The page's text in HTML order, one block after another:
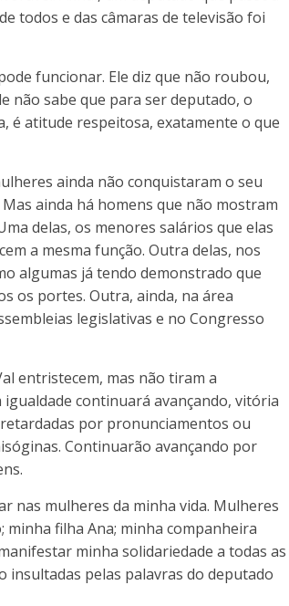
todos e das câmaras de televisão foi
funcionar. Ele diz que não roubou,
não sabe que para ser deputado, o
é atitude respeitosa, exatamente o que
ainda não conquistaram o seu
ainda há homens que não mostram
delas, os menores salários que elas
a mesma função. Outra delas, nos
algumas já tendo demonstrado que
os portes. Outra, ainda, na área
legislativas e no Congresso
entristecem, mas não tiram a
continuará avançando, vitória
por pronunciamentos ou
Continuarão avançando por
nas mulheres da minha vida. Mulheres
minha filha Ana; minha companheira
minha solidariedade a todas as
insultadas pelas palavras do deputado